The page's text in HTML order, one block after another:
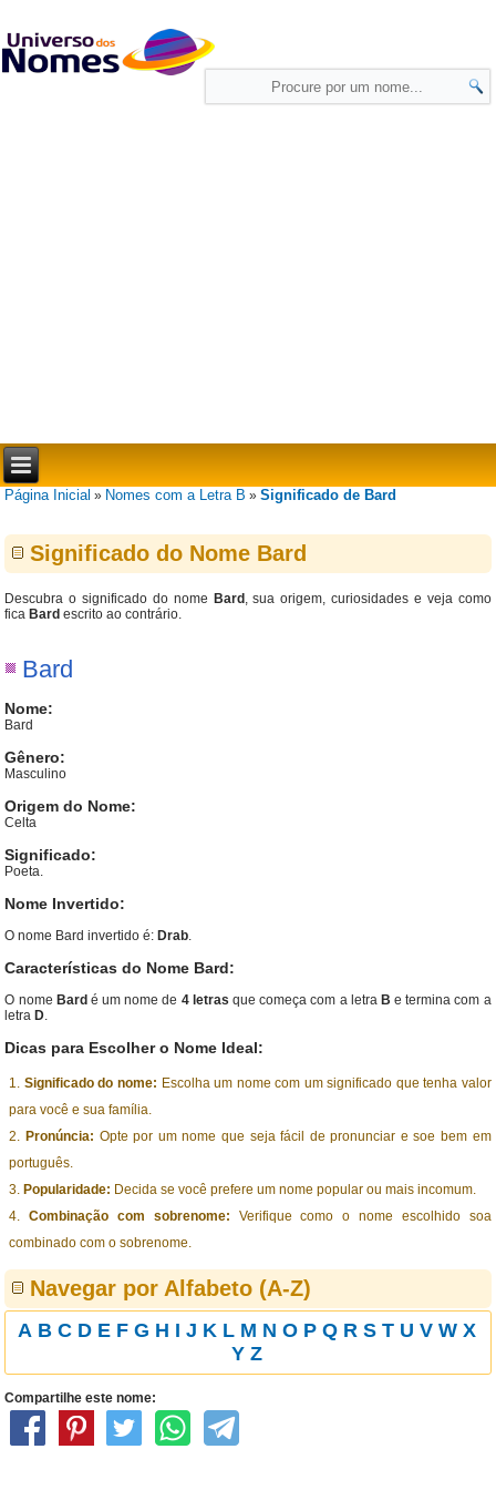
Página Inicial » Nomes com a Letra B »Significado de Bard
Significado do Nome Bard
Descubra o significado do nome Bard , sua origem, curiosidades e veja como
fica Bard escrito ao contrário.
Bard
Nome:
Bard
Gênero:
Masculino
Origem do Nome:
Celta
Significado:
Poeta.
Nome Invertido:
O nome Bard invertido é: Drab.
Características do Nome Bard:
O nome Bard é um nome de 4 letras que começa com a letra B e termina com a
letra D.
Dicas para Escolher o Nome Ideal:
Significado do nome: Escolha um nome com um significado que tenha valor
para você e sua família.
Pronúncia: Opte por um nome que seja fácil de pronunciar e soe bem em
português.
Popularidade: Decida se você prefere um nome popular ou mais incomum.
Combinação com sobrenome: Verifique como o nome escolhido soa
combinado com o sobrenome.
Navegar por Alfabeto (A-Z)
A B C D E F G H I J K L M N O P Q R S T U V W X
Y Z
Compartilhe este nome: